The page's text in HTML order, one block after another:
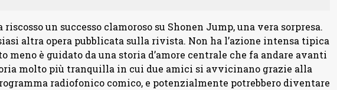
riscosso un successo clamoroso su Shonen Jump, una vera sorpresa.
altra opera pubblicata sulla rivista. Non ha l’azione intensa tipica
meno è guidato da una storia d’amore centrale che fa andare avanti
molto più tranquilla in cui due amici si avvicinano grazie alla
radiofonico comico, e potenzialmente potrebbero diventare